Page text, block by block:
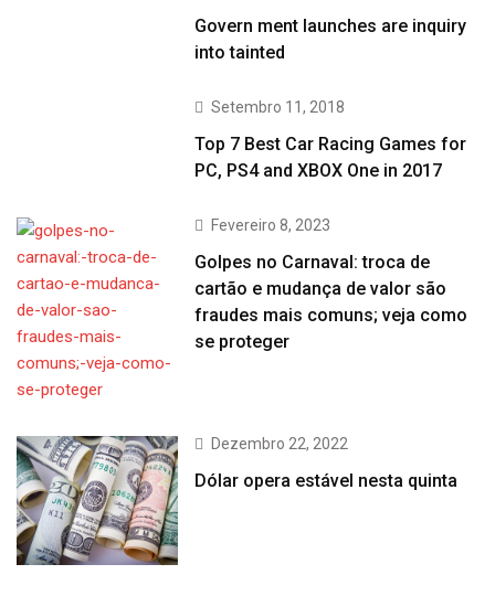
Govern ment launches are inquiry
into tainted
Setembro 11, 2018
Top 7 Best Car Racing Games for
PC, PS4 and XBOX One in 2017
Fevereiro 8, 2023
Golpes no Carnaval: troca de
cartão e mudança de valor são
fraudes mais comuns; veja como
se proteger
Dezembro 22, 2022
Dólar opera estável nesta quinta